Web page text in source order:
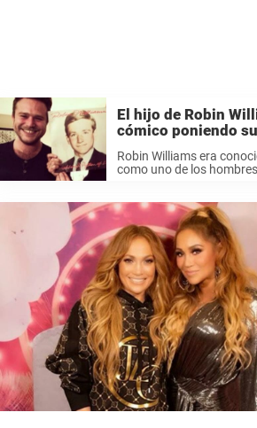
El hijo de Robin
cómico poniendo
Robin Williams era
como uno de los
ser uno de los hombres ...